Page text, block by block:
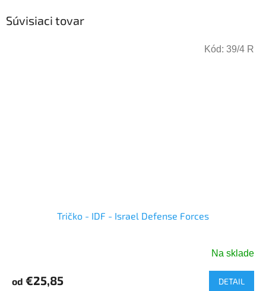
Súvisiaci tovar
Tričko - IDF - Israel Defense Forces
produktu
Na sklade
od €25,85 DETAIL
Kód: 39/4 R